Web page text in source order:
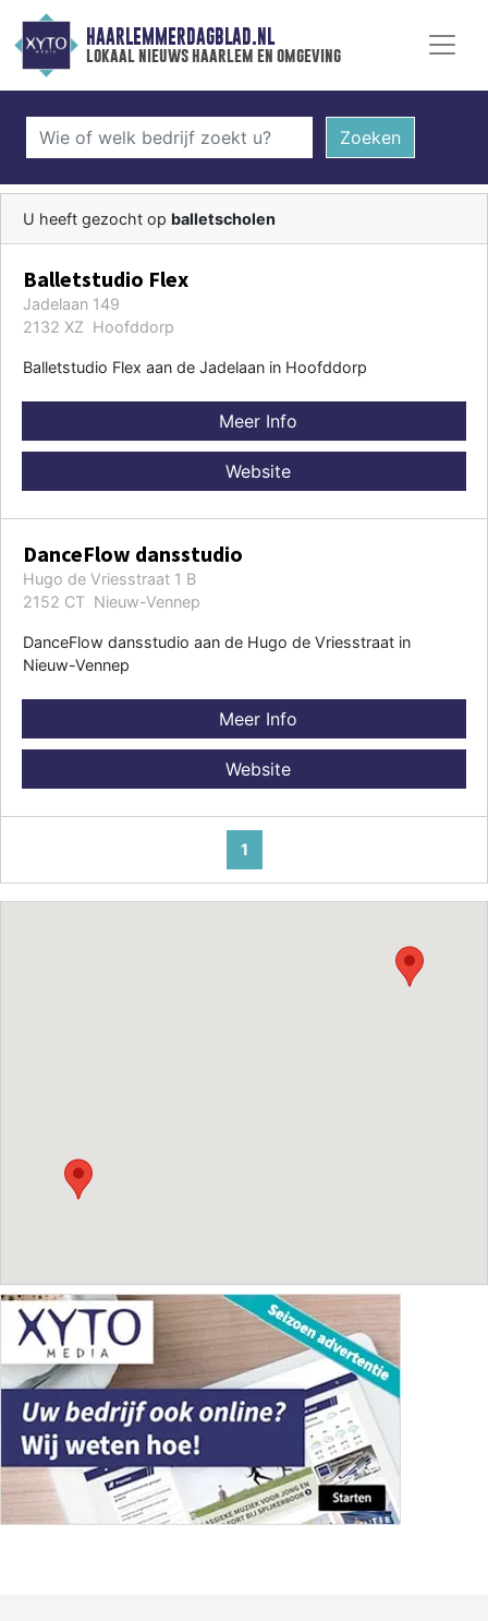
HAARLEMMERDAGBLAD.NL
lokaal nieuws haarlem en omgeving
Zoeken
U heeft gezocht op balletscholen
Balletstudio Flex
Jadelaan 149
2132 XZ Hoofddorp
Balletstudio Flex aan de Jadelaan in Hoofddorp
Meer Info
Website
DanceFlow dansstudio
Hugo de Vriesstraat 1 B
2152 CT Nieuw-Vennep
DanceFlow dansstudio aan de Hugo de Vriesstraat in
Nieuw-Vennep
Meer Info
Website
1